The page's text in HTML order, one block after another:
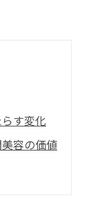
す変化
容の価値